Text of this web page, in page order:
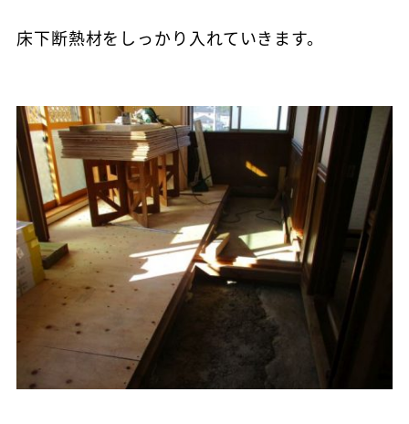
床下断熱材をしっかり入れていきます。